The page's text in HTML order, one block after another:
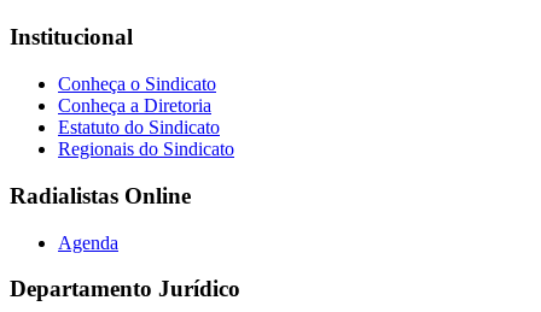
Institucional
Conheça o Sindicato
Conheça a Diretoria
Estatuto do Sindicato
Regionais do Sindicato
Radialistas Online
Agenda
Departamento Jurídico